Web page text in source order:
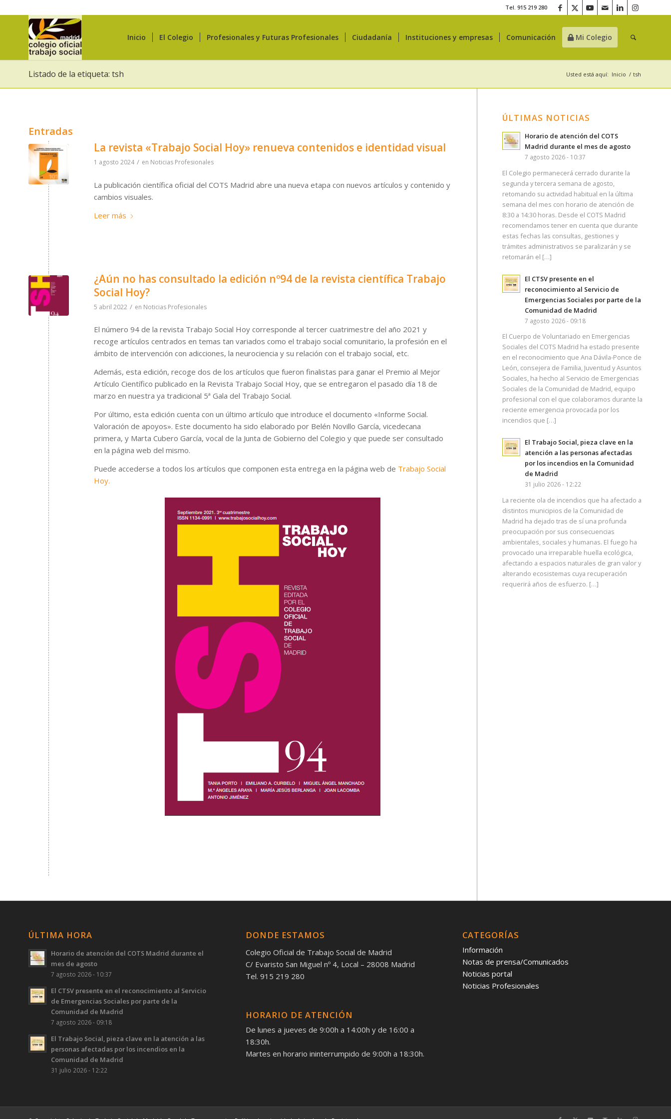
Tel. 915 219 280
Inicio El Colegio Profesionales y Futuras Profesionales Ciudadanía Instituciones y empresas Comunicación Mi Colegio
Listado de la etiqueta: tsh Usted está aquí: Inicio / tsh
Entradas
La revista «Trabajo Social Hoy» renueva contenidos e identidad visual
1 agosto 2024 / en Noticias Profesionales
La publicación científica oficial del COTS Madrid abre una nueva etapa con nuevos artículos y contenido y
cambios visuales.
Leer más
¿Aún no has consultado la edición nº94 de la revista científica Trabajo
Social Hoy?
5 abril 2022 / en Noticias Profesionales
El número 94 de la revista Trabajo Social Hoy corresponde al tercer cuatrimestre del año 2021 y
recoge artículos centrados en temas tan variados como el trabajo social comunitario, la profesión en el
ámbito de intervención con adicciones, la neurociencia y su relación con el trabajo social, etc.
Además, esta edición, recoge dos de los artículos que fueron finalistas para ganar el Premio al Mejor
Artículo Científico publicado en la Revista Trabajo Social Hoy, que se entregaron el pasado día 18 de
marzo en nuestra ya tradicional 5ª Gala del Trabajo Social.
Por último, esta edición cuenta con un último artículo que introduce el documento «Informe Social.
Valoración de apoyos». Este documento ha sido elaborado por Belén Novillo García, vicedecana
primera, y Marta Cubero García, vocal de la Junta de Gobierno del Colegio y que puede ser consultado
en la página web del mismo.
Puede accederse a todos los artículos que componen esta entrega en la página web de Trabajo Social
Hoy.
ÚLTIMAS NOTICIAS
Horario de atención del COTS
Madrid durante el mes de agosto
7 agosto 2026 - 10:37
El Colegio permanecerá cerrado durante la
segunda y tercera semana de agosto,
retomando su actividad habitual en la última
semana del mes con horario de atención de
8:30 a 14:30 horas. Desde el COTS Madrid
recomendamos tener en cuenta que durante
estas fechas las consultas, gestiones y
trámites administrativos se paralizarán y se
retomarán el […]
El CTSV presente en el
reconocimiento al Servicio de
Emergencias Sociales por parte de la
Comunidad de Madrid
7 agosto 2026 - 09:18
El Cuerpo de Voluntariado en Emergencias
Sociales del COTS Madrid ha estado presente
en el reconocimiento que Ana Dávila-Ponce de
León, consejera de Familia, Juventud y Asuntos
Sociales, ha hecho al Servicio de Emergencias
Sociales de la Comunidad de Madrid, equipo
profesional con el que colaboramos durante la
reciente emergencia provocada por los
incendios que […]
El Trabajo Social, pieza clave en la
atención a las personas afectadas
por los incendios en la Comunidad
de Madrid
31 julio 2026 - 12:22
La reciente ola de incendios que ha afectado a
distintos municipios de la Comunidad de
Madrid ha dejado tras de sí una profunda
preocupación por sus consecuencias
ambientales, sociales y humanas. El fuego ha
provocado una irreparable huella ecológica,
afectando a espacios naturales de gran valor y
alterando ecosistemas cuya recuperación
requerirá años de esfuerzo. […]
ÚLTIMA HORA
Horario de atención del COTS Madrid durante el
mes de agosto
7 agosto 2026 - 10:37
El CTSV presente en el reconocimiento al Servicio
de Emergencias Sociales por parte de la
Comunidad de Madrid
7 agosto 2026 - 09:18
El Trabajo Social, pieza clave en la atención a las
personas afectadas por los incendios en la
Comunidad de Madrid
31 julio 2026 - 12:22
DONDE ESTAMOS
Colegio Oficial de Trabajo Social de Madrid
C/ Evaristo San Miguel nº 4, Local – 28008 Madrid
Tel. 915 219 280
HORARIO DE ATENCIÓN
De lunes a jueves de 9:00h a 14:00h y de 16:00 a
18:30h.
Martes en horario ininterrumpido de 9:00h a 18:30h.
CATEGORÍAS
Información
Notas de prensa/Comunicados
Noticias portal
Noticias Profesionales